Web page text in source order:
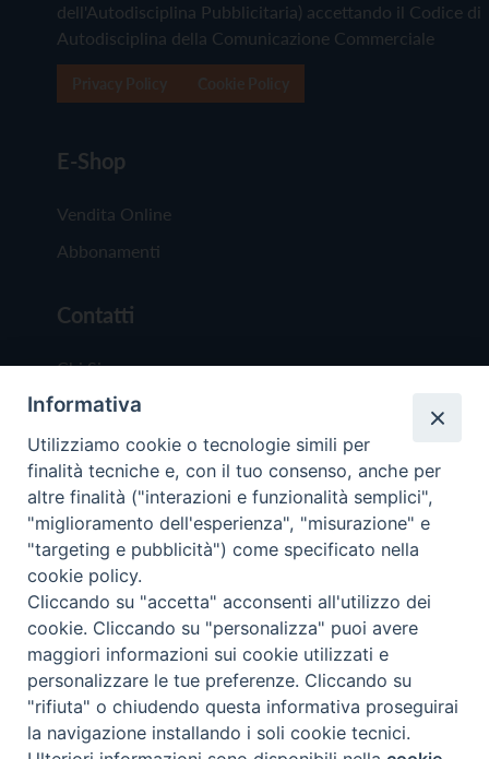
dell'Autodisciplina Pubblicitaria) accettando il Codice di
Autodisciplina della Comunicazione Commerciale
E-Shop
Vendita Online
Abbonamenti
Contatti
Chi Siamo
Redazione
Scrivici
Copyright © 2019 - Tutti i diritti riservati - Vita
Trentina Editrice
Privacy Policy
Torna
Informativa
Utilizziamo cookie o tecnologie simili per
finalità tecniche e, con il tuo consenso, anche per
altre finalità ("interazioni e funzionalità semplici",
"miglioramento dell'esperienza", "misurazione" e
"targeting e pubblicità") come specificato nella
cookie policy.
Cliccando su "accetta" acconsenti all'utilizzo dei
cookie. Cliccando su "personalizza" puoi avere
maggiori informazioni sui cookie utilizzati e
personalizzare le tue preferenze. Cliccando su
"rifiuta" o chiudendo questa informativa proseguirai
la navigazione installando i soli cookie tecnici.